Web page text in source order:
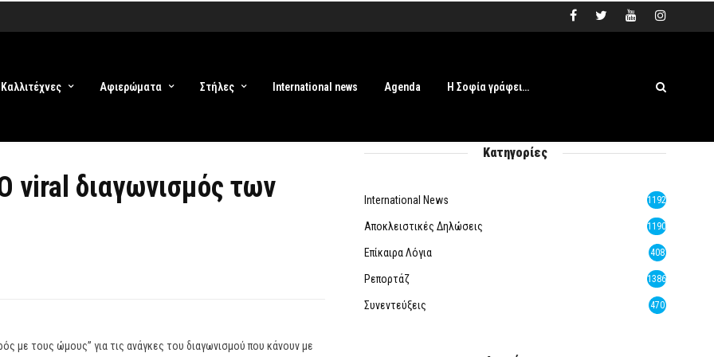
Καλλιτέχνες Αφιερώματα Στήλες International news Agenda Η Σοφία γράφει…
viral διαγωνισμός των
με τους ώμους” για τις ανάγκες του διαγωνισμού που κάνουν με
Κατηγορίες
International News 1192
Αποκλειστικές Δηλώσεις 1190
Επίκαιρα Λόγια 408
Ρεπορτάζ 1386
Συνεντεύξεις 470